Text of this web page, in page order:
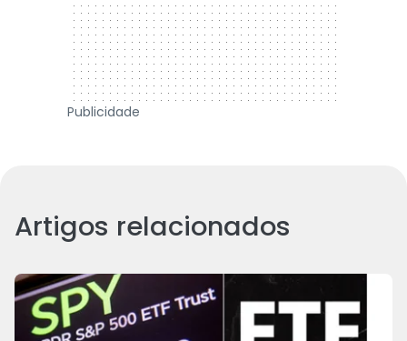
Publicidade
Artigos relacionados